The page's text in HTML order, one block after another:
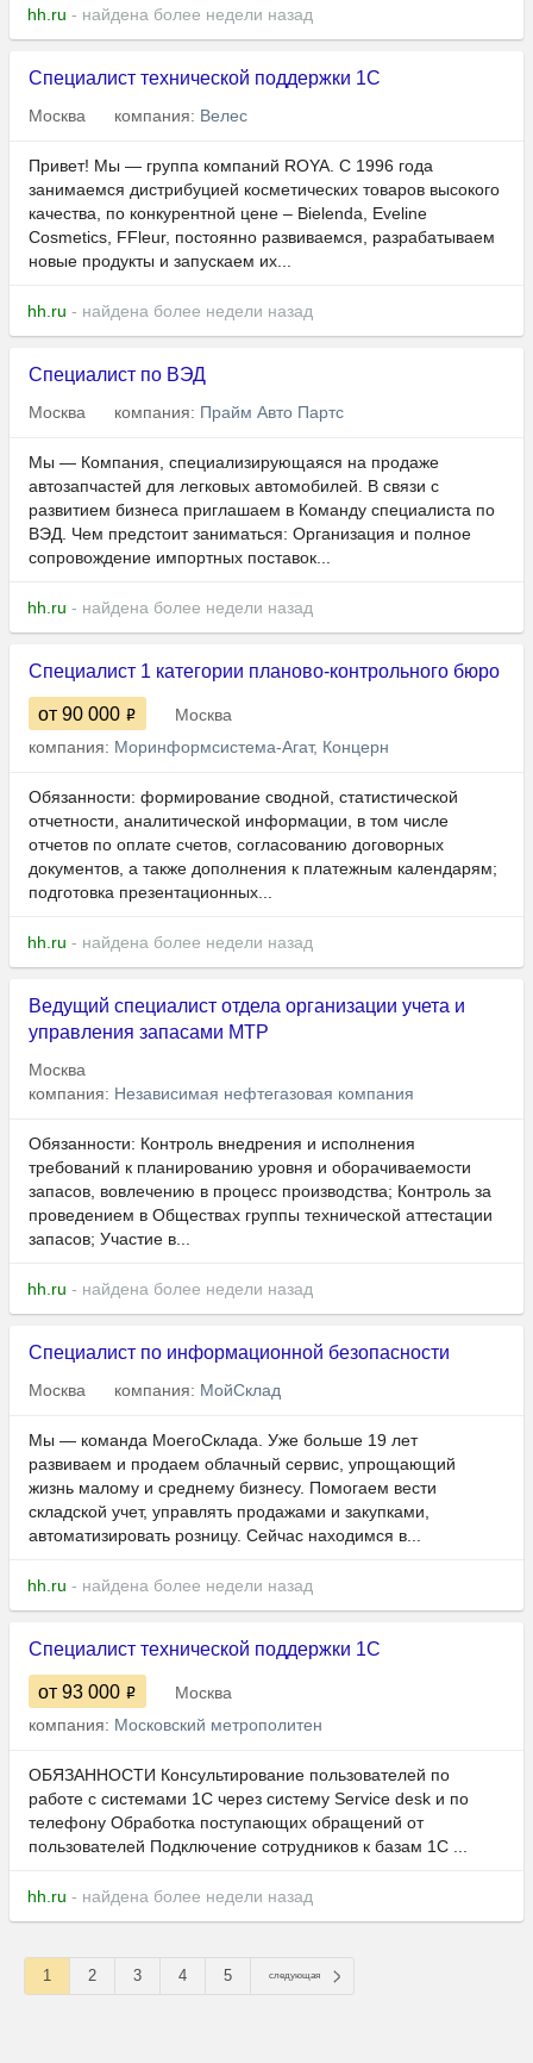
hh.ru - найдена более недели назад
Специалист технической поддержки 1С
Москва компания: Велес
Привет! Мы — группа компаний ROYA. С 1996 года
занимаемся дистрибуцией косметических товаров высокого
качества, по конкурентной цене – Bielenda, Eveline
Cosmetics, FFleur, постоянно развиваемся, разрабатываем
новые продукты и запускаем их...
hh.ru - найдена более недели назад
Специалист по ВЭД
Москва компания: Прайм Авто Партс
Мы — Компания, специализирующаяся на продаже
автозапчастей для легковых автомобилей. В связи с
развитием бизнеса приглашаем в Команду специалиста по
ВЭД. Чем предстоит заниматься: Организация и полное
сопровождение импортных поставок...
hh.ru - найдена более недели назад
Специалист 1 категории планово-контрольного бюро
от 90 000
Москва
компания: Моринформсистема-Агат, Концерн
Обязанности: формирование сводной, статистической
отчетности, аналитической информации, в том числе
отчетов по оплате счетов, согласованию договорных
документов, а также дополнения к платежным календарям;
подготовка презентационных...
hh.ru - найдена более недели назад
Ведущий специалист отдела организации учета и
управления запасами МТР
Москва
компания: Независимая нефтегазовая компания
Обязанности: Контроль внедрения и исполнения
требований к планированию уровня и оборачиваемости
запасов, вовлечению в процесс производства; Контроль за
проведением в Обществах группы технической аттестации
запасов; Участие в...
hh.ru - найдена более недели назад
Специалист по информационной безопасности
Москва компания: МойСклад
Мы — команда МоегоСклада. Уже больше 19 лет
развиваем и продаем облачный сервис, упрощающий
жизнь малому и среднему бизнесу. Помогаем вести
складской учет, управлять продажами и закупками,
автоматизировать розницу. Сейчас находимся в...
hh.ru - найдена более недели назад
Специалист технической поддержки 1С
от 93 000
Москва
компания: Московский метрополитен
ОБЯЗАННОСТИ Консультирование пользователей по
работе с системами 1С через систему Service desk и по
телефону Обработка поступающих обращений от
пользователей Подключение сотрудников к базам 1С ...
hh.ru - найдена более недели назад
1 2 3 4 5 следующая